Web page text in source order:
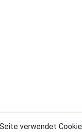
verwendet